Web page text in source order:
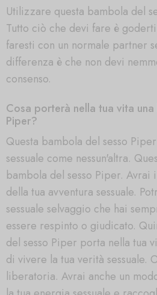
Utilizzare questa bambola del
Tutto ciò che devi fare è
faresti con un normale partner
differenza è che non devi
consenso.
Cosa porterà nella tua vita
Piper?
Questa bambola del sesso
sessuale come nessun'altra.
bambola del sesso Piper.
della tua avventura sessuale.
sessuale selvaggio che hai
essere respinto o giudicato.
del sesso Piper porta nella tua
di vivere la tua verità sessuale.
liberatoria. Avrai anche un